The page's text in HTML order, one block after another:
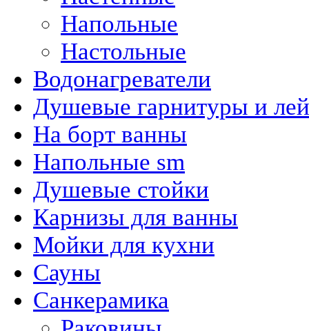
Напольные
Настольные
Водонагреватели
Душевые гарнитуры и
На борт ванны
Напольные sm
Душевые стойки
Карнизы для ванны
Мойки для кухни
Сауны
Санкерамика